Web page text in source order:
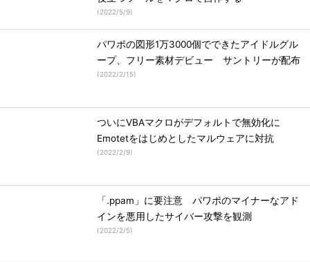
(2022/5/9)
パワポの図形1万3000個でできたアイドルグル
ープ、フリー素材デビュー サントリーが配布
(2022/2/15)
ついにVBAマクロがデフォルトで無効化に
Emotetをはじめとしたマルウェアに対抗
(2022/2/9)
「.ppam」に要注意 パワポのマイナーなアド
インを悪用したサイバー攻撃を観測
(2022/2/5)